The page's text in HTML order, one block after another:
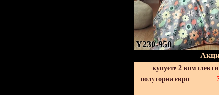
Y230-950
купуєте 2
полуторна євро